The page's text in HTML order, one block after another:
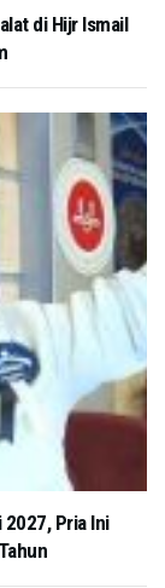
di Hijr Ismail
2027, Pria Ini